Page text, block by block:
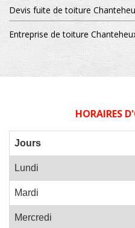
Devis fuite de toiture
Entreprise de toiture
HORAIRES
Jours
Lundi
Mardi
Mercredi